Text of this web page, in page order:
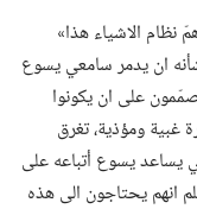
نظام الاشياء هذا»
ان يدمر سامعي يسوع
على ان يكونوا
ومؤذية،‏ تغرق
يساعد يسوع أتباعه على
انهم يحتاجون الى هذه